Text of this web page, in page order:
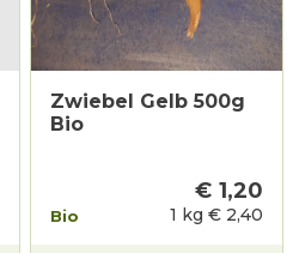
Zwiebel Gelb 500g
Bio
Bio
€ 1,20
1 kg € 2,40